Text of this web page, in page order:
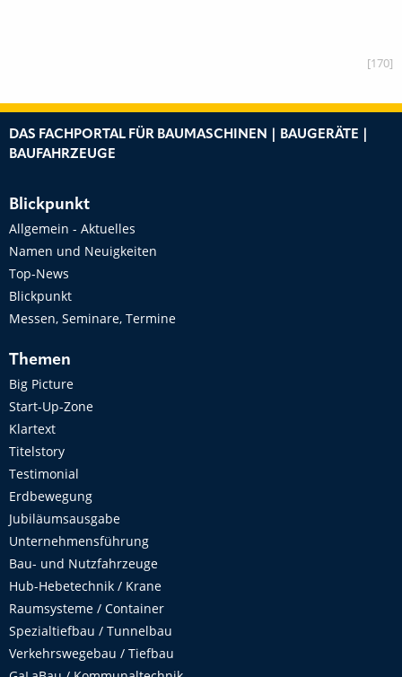
[170]
DAS FACHPORTAL FÜR BAUMASCHINEN | BAUGERÄTE |
BAUFAHRZEUGE
Blickpunkt
Allgemein - Aktuelles
Namen und Neuigkeiten
Top-News
Blickpunkt
Messen, Seminare, Termine
Themen
Big Picture
Start-Up-Zone
Klartext
Titelstory
Testimonial
Erdbewegung
Jubiläumsausgabe
Unternehmensführung
Bau- und Nutzfahrzeuge
Hub-Hebetechnik / Krane
Raumsysteme / Container
Spezialtiefbau / Tunnelbau
Verkehrswegebau / Tiefbau